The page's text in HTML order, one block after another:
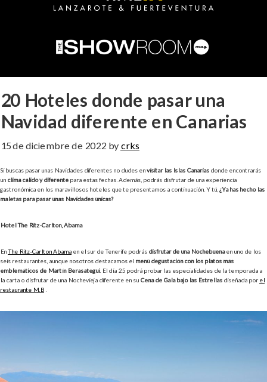
20 Hoteles donde pasar una
Navidad diferente en Canarias
15 de diciembre de 2022 by crks
Si buscas pasar unas Navidades diferentes no dudes envisitar las Islas Canarias donde encontrarás
un clima cálido y diferente para estas fechas. Además, podrás disfrutar de una experiencia
gastronómica en los maravillosos hoteles que te presentamos a continuación. Y tú, ¿Ya has hecho las
maletas para pasar unas Navidades únicas?
Hotel The Ritz-Carlton, Abama
EnThe Ritz-Carlton Abama en el sur de Tenerife podrás disfrutar de una Nochebuenaen uno de los
seis restaurantes, aunque nosotros destacamos el menú degustación con los platos más
emblemáticos de Martín Berasategui. El día 25 podrá probar las especialidades de la temporada a
la carta o disfrutar de una Nochevieja diferente en su Cena de Gala bajo las Estrellas diseñada por el
restaurante M.B